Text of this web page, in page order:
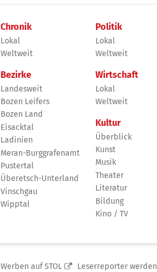
Chronik
Lokal
Weltweit
Bezirke
Landesweit
Bozen Leifers
Bozen Land
Eisacktal
Ladinien
Meran-Burggrafenamt
Pustertal
Überetsch-Unterland
Vinschgau
Wipptal
Politik
Lokal
Weltweit
Wirtschaft
Lokal
Weltweit
Kultur
Überblick
Kunst
Musik
Theater
Literatur
Bildung
Kino / TV
Werben auf STOL Leserreporter werden